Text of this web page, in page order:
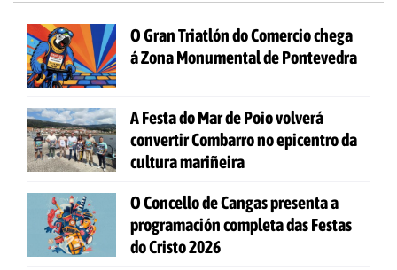
O Gran Triatlón do Comercio chega
á Zona Monumental de Pontevedra
A Festa do Mar de Poio volverá
convertir Combarro no epicentro da
cultura mariñeira
O Concello de Cangas presenta a
programación completa das Festas
do Cristo 2026